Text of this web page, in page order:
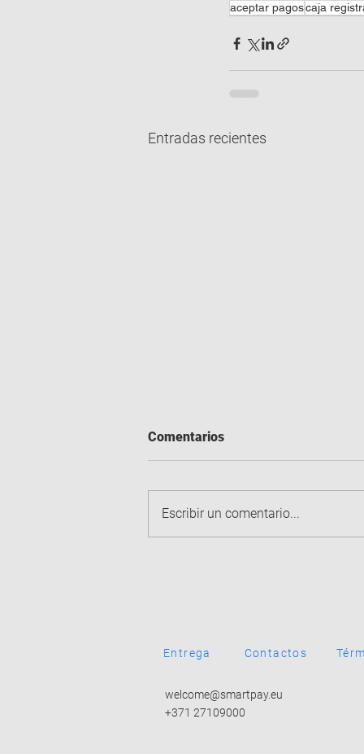
aceptar pagoscaja
Entradas recientes
Comentarios
Escribir un comentario...
Entrega Contactos
welcome@smartpay.eu
+371 27109000